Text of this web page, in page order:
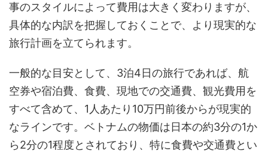
事のスタイルによって費用は大きく変わりますが、
具体的な内訳を把握しておくことで、より現実的な
旅行計画を立てられます。
一般的な目安として、3泊4日の旅行であれば、航
空券や宿泊費、食費、現地での交通費、観光費用を
すべて含めて、1人あたり10万円前後からが現実的
なラインです。ベトナムの物価は日本の約3分の1か
ら2分の1程度とされており、特に食費や交通費とい